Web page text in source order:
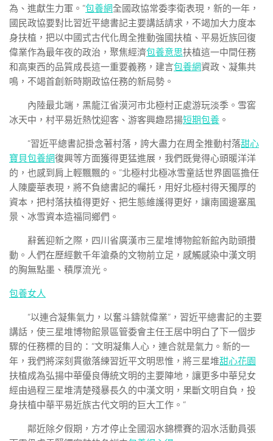
為、進獻生力軍。”包養網全國政協常委李衛表現，新的一年，
國民政協要對比習近平總書記主要講話請求，不竭加大力度本
身扶植，把以中國式古代化周全推動強國扶植、平易近族回復
偉業作為最年夜的政治，聚焦經濟包養意思扶植這一中間任務
和高東西的品質成長這一重要義務，建言包養網資政、凝集共
鳴，不竭首創新時期政協任務的新局勢。
內陸最北端，黑龍江省漠河市北極村正處游玩淡季。雪窖
冰天中，村平易近熱忱迎客、游客興趣昂揚短期包養 。
“習近平總書記掛念著村落，誇大盡力在周全推動村落甜心
寶貝包養網復興等方面獲得更猛進展，我們既覺得心頭暖洋洋
的，也感到肩上輕飄飄的。”北極村北極冰雪童話世界園區擔任
人陳慶華表現，將不負總書記的囑托，用好北極村得天獨厚的
資本，把村落扶植得更好、把生態維護得更好，讓南國邊塞風
景、冰雪資本造福同鄉們。
辭舊迎新之際，四川省廣漢市三星堆博物館新館內助頭攢
動。人們在歷經數千年滄桑的文物前立足，感觸感染中漢文明
的胸無點墨、積厚流光。
包養女人
“以連合凝集氣力，以奮斗鑄就偉業”，習近平總書記的主要
講話，使三星堆博物館景區管委會主任王居中明白了下一個步
驟的任務標的目的：“文明凝集人心，連合就是氣力。新的一
年，我們將深刻貫徹落練習近平文明思惟，將三星堆甜心花園
扶植成為弘揚中華優良傳統文明的主要陣地，讓更多中華兒女
經由過程三星堆清楚殘暴長久的中漢文明，果斷文明自負，投
身扶植中華平易近族古代文明的巨大工作。”
鄰近除夕假期，方才停止全國泅水錦標賽的泅水活動員張